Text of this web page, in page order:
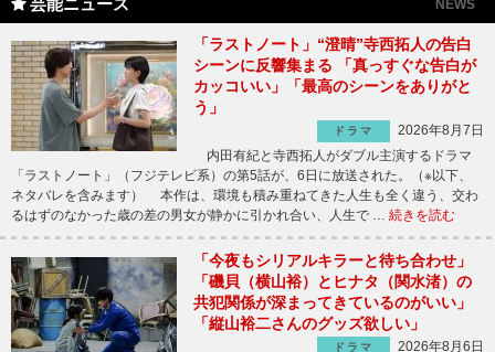
芸能ニュース NEWS
「ラストノート」“澄晴”寺西拓人の告白
シーンに反響集まる 「真っすぐな告白が
カッコいい」「最高のシーンをありがと
う」
ドラマ
2026年8月7日
内田有紀と寺西拓人がダブル主演するドラマ
「ラストノート」（フジテレビ系）の第5話が、6日に放送された。（※以下、
ネタバレを含みます） 本作は、環境も積み重ねてきた人生も全く違う、交わ
るはずのなかった歳の差の男女が静かに引かれ合い、人生で … 続きを読む
「今夜もシリアルキラーと待ち合わせ」
「磯貝（横山裕）とヒナタ（関水渚）の
共犯関係が深まってきているのがいい」
「縦山裕二さんのグッズ欲しい」
ドラマ
2026年8月6日